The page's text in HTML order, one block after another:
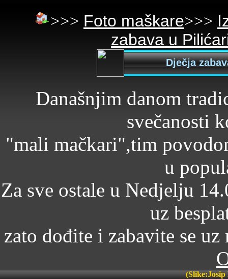
>>> Foto maškare>>>
zabava u
Dječja
Današnjim danom
svečanosti
"mali mačkari",tim
u
Za sve ostale u Nedjelju
uz
zato dođite i zabavite se